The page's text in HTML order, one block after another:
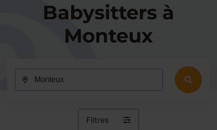
Babysitters à
Monteux
Filtres